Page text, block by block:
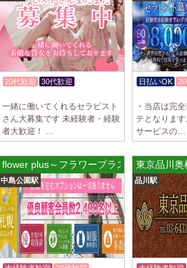
20代歓迎
30代歓迎
一緒に働いてくれるセラピスト
さん大募集です 未経験者・経験
者大歓迎！ …
日払いOK
・当店は完
テとなりま
サービスの…
flower plus～フラワープラス 中島ルーム
中島公園駅
東京品川奥
品川駅